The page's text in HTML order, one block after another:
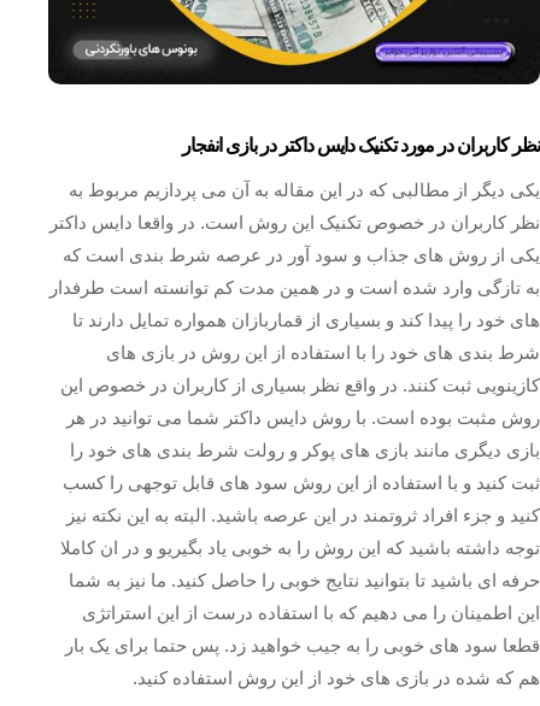
نظر کاربران در مورد تکنیک دایس داکتر در بازی انفجار
یکی دیگر از مطالبی که در این مقاله به آن می پردازیم مربوط به
نظر کاربران در خصوص تکنیک این روش است. در واقعا دایس داکتر
یکی از روش های جذاب و سود آور در عرصه شرط بندی است که
به تازگی وارد شده است و در همین مدت کم توانسته است طرفدار
های خود را پیدا کند و بسیاری از قماربازان همواره تمایل دارند تا
شرط بندی های خود را با استفاده از این روش در بازی های
کازینویی ثبت کنند. در واقع نظر بسیاری از کاربران در خصوص این
روش مثبت بوده است. با روش دایس داکتر شما می توانید در هر
بازی دیگری مانند بازی های پوکر و رولت شرط بندی های خود را
ثبت کنید و با استفاده از این روش سود های قابل توجهی را کسب
کنید و جزء افراد ثروتمند در این عرصه باشید. البته به این نکته نیز
توجه داشته باشید که این روش را به خوبی یاد بگیریو و در ان کاملا
حرفه ای باشید تا بتوانید نتایج خوبی را حاصل کنید. ما نیز به شما
این اطمینان را می دهیم که با استفاده درست از این استراتژی
قطعا سود های خوبی را به جیب خواهید زد. پس حتما برای یک بار
هم که شده در بازی های خود از این روش استفاده کنید.